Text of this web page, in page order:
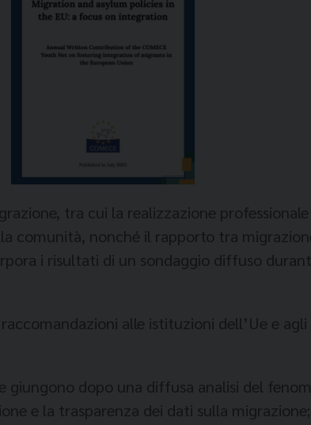
tra cui la realizzazione
comunità, nonché il rapporto tra
i risultati di un sondaggio diffuso
alle istituzioni dell’Ue e
dopo una diffusa analisi del
e la trasparenza dei dati sulla